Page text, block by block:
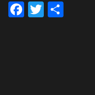
F
T